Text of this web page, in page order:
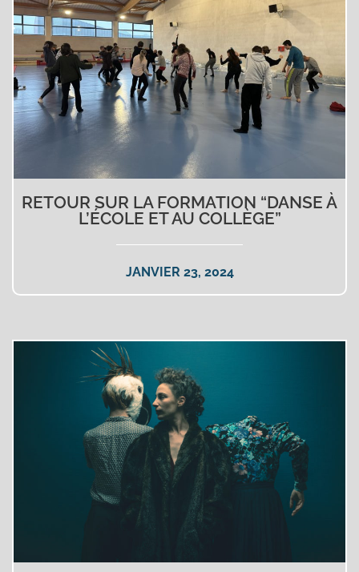
RETOUR SUR LA FORMATION “DANSE À
L’ÉCOLE ET AU COLLÈGE”
JANVIER 23, 2024